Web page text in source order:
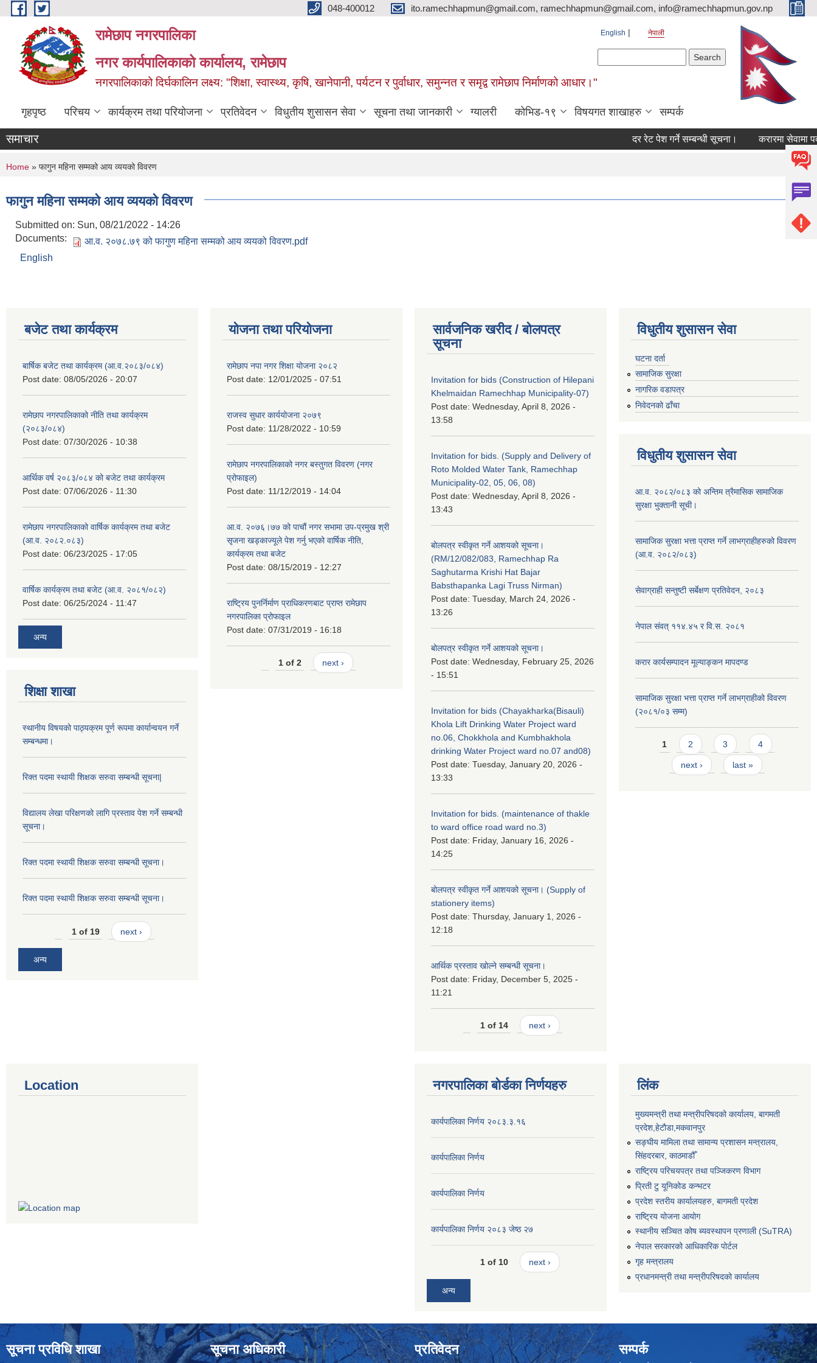
Skip to main content 048-400012 ito.ramechhapmun@gmail.com, ramechhapmun@gmail.com, info@ramechhapmun.gov.np
रामेछाप नगरपालिका
नगर कार्यपालिकाको कार्यालय, रामेछाप
नगरपालिकाको दिर्घकालिन लक्ष्य: "शिक्षा, स्वास्थ्य, कृषि, खानेपानी, पर्यटन र पुर्वाधार, समुन्नत र समृद्व रामेछाप निर्माणको आधार।"
English नेपाली
गृहपृष्ठ परिचय कार्यक्रम तथा परियोजना प्रतिवेदन विधुतीय शुसासन सेवा सूचना तथा जानकारी ग्यालरी कोभिड-१९ विषयगत शाखाहरु सम्पर्क
समाचार दर रेट पेश गर्ने सम्बन्धी सूचना। करारमा सेवामा
You are here
Home » फागुन महिना सम्मको आय व्ययको विवरण
फागुन महिना सम्मको आय व्ययको विवरण
Submitted on: Sun, 08/21/2022 - 14:26
Documents:
आ.व. २०७८.७९ को फागुण महिना सम्मको आय व्ययको विवरण.pdf
English
बजेट तथा कार्यक्रम
बार्षिक बजेट तथा कार्यक्रम (आ.व.२०८३/०८४)
Post date: 08/05/2026 - 20:07
रामेछाप नगरपालिकाको नीति तथा कार्यक्रम
(२०८३/०८४)
Post date: 07/30/2026 - 10:38
आर्थिक वर्ष २०८३/०८४ को बजेट तथा कार्यक्रम
Post date: 07/06/2026 - 11:30
रामेछाप नगरपालिकाको वार्षिक कार्यक्रम तथा बजेट
(आ.व. २०८२.०८३)
Post date: 06/23/2025 - 17:05
वार्षिक कार्यक्रम तथा बजेट (आ.व. २०८१/०८२)
Post date: 06/25/2024 - 11:47
अन्य
शिक्षा शाखा
स्थानीय विषयको पाठ्यक्रम पूर्ण रूपमा कार्यान्वयन गर्ने
सम्बन्धमा।
रिक्त पदमा स्थायी शिक्षक सरुवा सम्बन्धी सूचना|
विद्यालय लेखा परिक्षणको लागि प्रस्ताव पेश गर्ने सम्बन्धी
सूचना।
रिक्त पदमा स्थायी शिक्षक सरुवा सम्बन्धी सूचना।
रिक्त पदमा स्थायी शिक्षक सरुवा सम्बन्धी सूचना।
1 of 19 next ›
अन्य
योजना तथा परियोजना
रामेछाप नपा नगर शिक्षा योजना २०८२
Post date: 12/01/2025 - 07:51
राजस्व सुधार कार्ययोजना २०७९
Post date: 11/28/2022 - 10:59
रामेछाप नगरपालिकाको नगर बस्तुगत विवरण (नगर
प्रोफाइल)
Post date: 11/12/2019 - 14:04
आ.व. २०७६।७७ को पाचौं नगर सभामा उप-प्रमुख श्री
सृजना खड्काज्यूले पेश गर्नु भएको वार्षिक नीति,
कार्यक्रम तथा बजेट
Post date: 08/15/2019 - 12:27
राष्ट्रिय पुनर्निर्माण प्राधिकरणबाट प्राप्त रामेछाप
नगरपालिका प्रोफाइल
Post date: 07/31/2019 - 16:18
1 of 2 next ›
सार्वजनिक खरीद / बोलपत्र
सूचना
Invitation for bids (Construction of Hilepani
Khelmaidan Ramechhap Municipality-07)
Post date: Wednesday, April 8, 2026 -
13:58
Invitation for bids. (Supply and Delivery of
Roto Molded Water Tank, Ramechhap
Municipality-02, 05, 06, 08)
Post date: Wednesday, April 8, 2026 -
13:43
बोलपत्र स्वीकृत गर्ने आशयको सूचना।
(RM/12/082/083, Ramechhap Ra
Saghutarma Krishi Hat Bajar
Babsthapanka Lagi Truss Nirman)
Post date: Tuesday, March 24, 2026 -
13:26
बोलपत्र स्वीकृत गर्ने आशयको सूचना।
Post date: Wednesday, February 25, 2026
- 15:51
Invitation for bids (Chayakharka(Bisauli)
Khola Lift Drinking Water Project ward
no.06, Chokkhola and Kumbhakhola
drinking Water Project ward no.07 and08)
Post date: Tuesday, January 20, 2026 -
13:33
Invitation for bids. (maintenance of thakle
to ward office road ward no.3)
Post date: Friday, January 16, 2026 -
14:25
बोलपत्र स्वीकृत गर्ने आशयको सूचना। (Supply of
stationery items)
Post date: Thursday, January 1, 2026 -
12:18
आर्थिक प्रस्ताव खोल्ने सम्बन्धी सूचना।
Post date: Friday, December 5, 2025 -
11:21
1 of 14 next ›
विधुतीय शुसासन सेवा
घटना दर्ता
सामाजिक सुरक्षा
नागरिक वडापत्र
निवेदनको ढाँचा
विधुतीय शुसासन सेवा
आ.व. २०८२/०८३ को अन्तिम त्रैमासिक सामाजिक
सुरक्षा भुक्तानी सूची।
सामाजिक सुरक्षा भत्ता प्राप्त गर्ने लाभग्राहीहरुको विवरण
(आ.व. २०८२/०८३)
सेवाग्राही सन्तुष्टी सर्बेक्षण प्रतिवेदन, २०८३
नेपाल संवत् ११४.४५ र वि.स. २०८१
करार कार्यसम्पादन मूल्याङ्कन मापदण्ड
सामाजिक सुरक्षा भत्ता प्राप्त गर्ने लाभग्राहीको विवरण
(२०८१/०३ सम्म)
Pages
1 2 3 4
next › last »
Location नगरपालिका बोर्डका निर्णयहरु
कार्यपालिका निर्णय २०८३.३.१६
कार्यपालिका निर्णय
कार्यपालिका निर्णय
कार्यपालिका निर्णय २०८३ जेष्ठ २७
1 of 10 next ›
अन्य
लिंक
मुख्यमन्त्री तथा मन्त्रीपरिषदको कार्यालय, बागमती
प्रदेश,हेटाैडा,मकवानपुर
सङ्‍घीय मामिला तथा सामान्य प्रशासन मन्त्रालय,
सिंहदरबार, काठमाडौँ
राष्ट्रिय परिचयपत्र तथा पञ्जिकरण विभाग
प्रिती टु यूनिकोड कन्भटर
प्रदेश स्तरीय कार्यालयहरु, बागमती प्रदेश
राष्ट्रिय योजना आयोग
स्थानीय सञ्चित कोष ब्यवस्थापन प्रणाली (SuTRA)
नेपाल सरकारको आधिकारिक पोर्टल
गृह मन्त्रालय
प्रधानमन्त्री तथा मन्त्रीपरिषदको कार्यालय
सूचना प्रविधि शाखा सूचना अधिकारी प्रतिवेदन सम्पर्क